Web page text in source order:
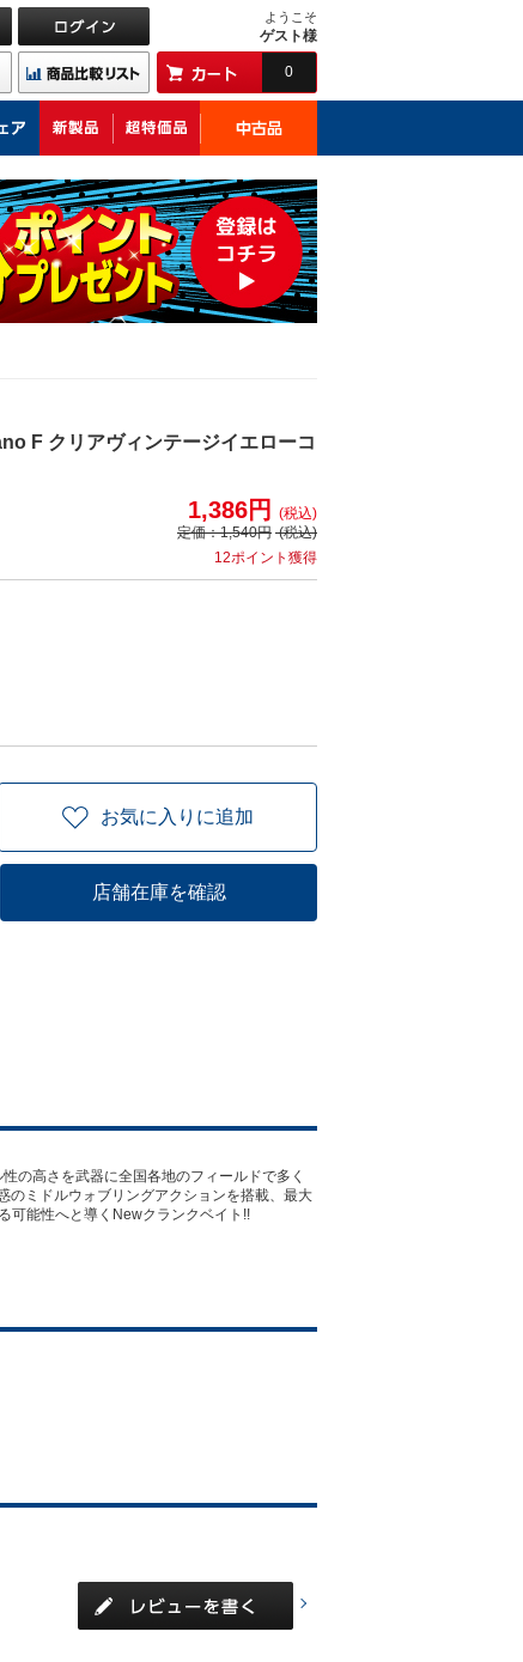
ようこそ
ゲスト様
0
F クリアヴィンテージイエローコ
1,386円
(税込)
定価：1,540円 (税込)
12ポイント獲得
お気に入りに追加
店舗在庫を確認
の高さを武器に全国各地のフィールドで多く
のミドルウォブリングアクションを搭載、最大
可能性へと導くNewクランクベイト!!